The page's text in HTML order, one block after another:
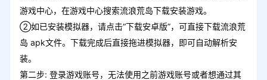
游戏中心，在游戏中心搜索流浪荒岛下载安装游戏。
②如已安装模拟器，请点击“下载安卓版”，可直接下载流浪荒
岛 apk文件。下载完成后直接拖进模拟器，即可自动解析安
装。
第二步: 登录游戏账号，无法使用之前游戏账号或者想通过其